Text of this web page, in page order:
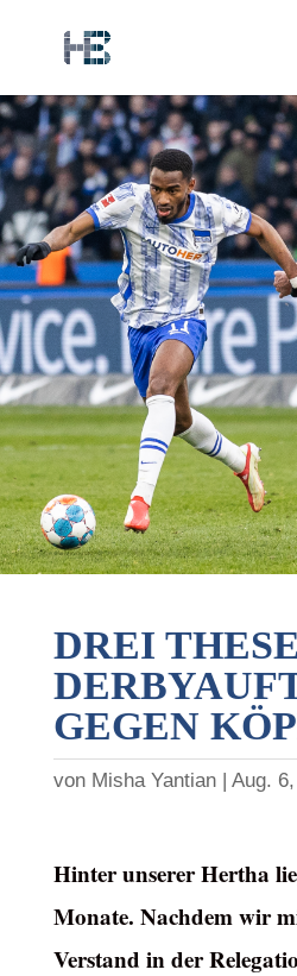
DREI
GEGEN
von Misha Yantian Aug.
Hinter unserer Hertha
Monate. Nachdem wir
Verstand in der